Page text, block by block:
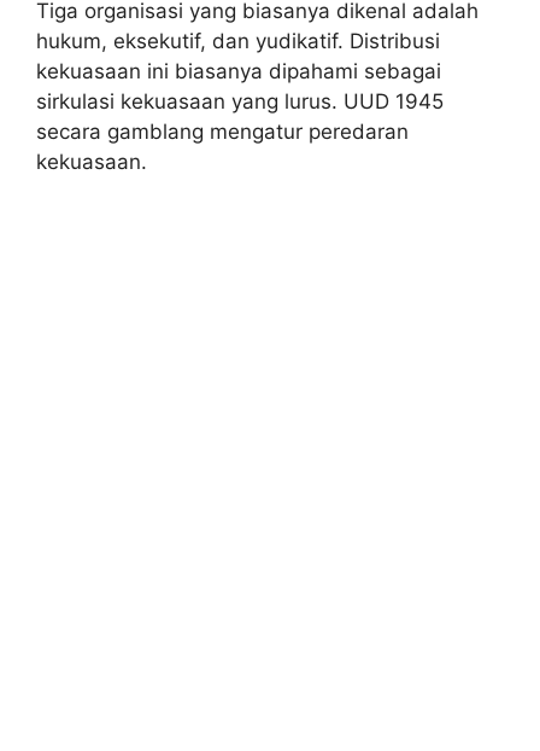
Tiga organisasi yang biasanya dikenal adalah
hukum, eksekutif, dan yudikatif. Distribusi
kekuasaan ini biasanya dipahami sebagai
sirkulasi kekuasaan yang lurus. UUD 1945
secara gamblang mengatur peredaran
kekuasaan.